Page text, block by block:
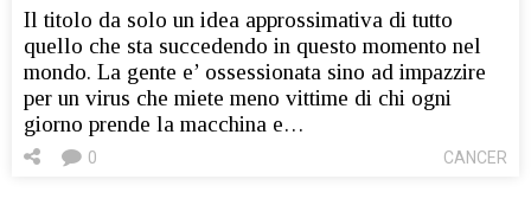
Il titolo da solo un idea approssimativa di tutto
quello che sta succedendo in questo momento nel
mondo. La gente e’ ossessionata sino ad impazzire
per un virus che miete meno vittime di chi ogni
giorno prende la macchina e…
CANCER
0